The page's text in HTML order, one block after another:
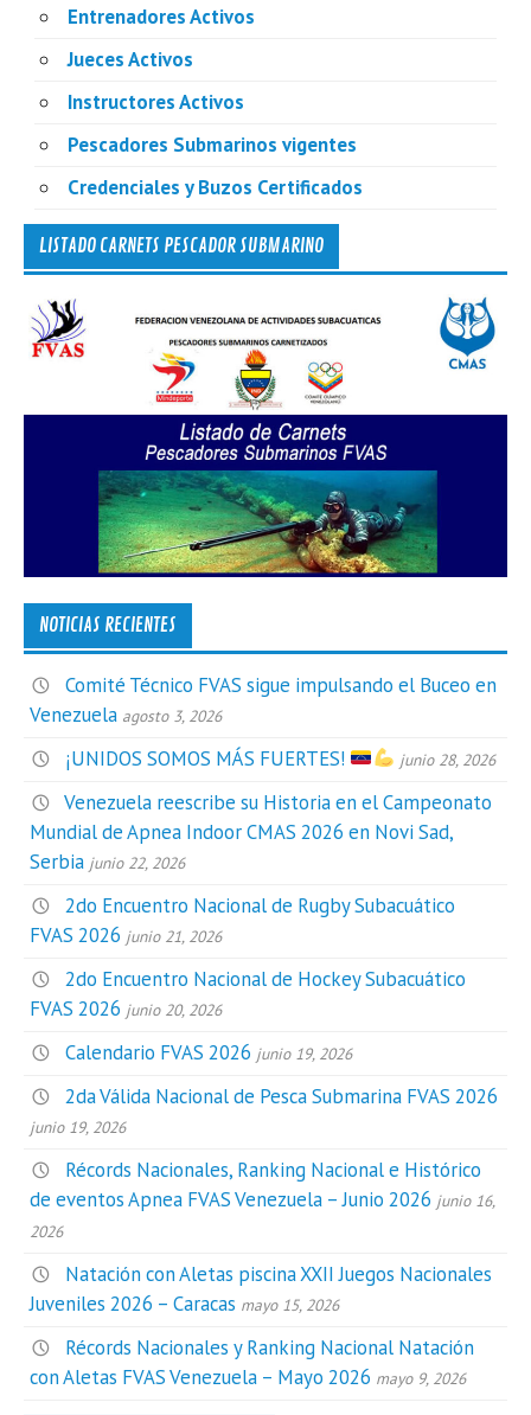
Entrenadores Activos
Jueces Activos
Instructores Activos
Pescadores Submarinos vigentes
Credenciales y Buzos Certificados
LISTADO CARNETS PESCADOR SUBMARINO
NOTICIAS RECIENTES
Comité Técnico FVAS sigue impulsando el Buceo en
Venezuela agosto 3, 2026
¡UNIDOS SOMOS MÁS FUERTES! junio 28, 2026
Venezuela reescribe su Historia en el Campeonato
Mundial de Apnea Indoor CMAS 2026 en Novi Sad,
Serbia junio 22, 2026
2do Encuentro Nacional de Rugby Subacuático
FVAS 2026 junio 21, 2026
2do Encuentro Nacional de Hockey Subacuático
FVAS 2026 junio 20, 2026
Calendario FVAS 2026 junio 19, 2026
2da Válida Nacional de Pesca Submarina FVAS 2026
junio 19, 2026
Récords Nacionales, Ranking Nacional e Histórico
de eventos Apnea FVAS Venezuela – Junio 2026 junio 16,
2026
Natación con Aletas piscina XXII Juegos Nacionales
Juveniles 2026 – Caracas mayo 15, 2026
Récords Nacionales y Ranking Nacional Natación
con Aletas FVAS Venezuela – Mayo 2026 mayo 9, 2026